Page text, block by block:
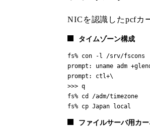
NICを認識したpcfカ
タイムゾーン構成
fs% con -l /srv/fscons
prompt: uname adm
prompt: ctl+\
>>> q
fs% cd /adm/timezone
fs% cp Japan local
ファイルサーバ用カ